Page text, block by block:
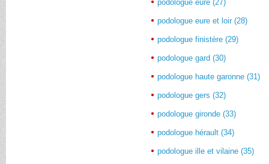
podologue eure (27)
podologue eure et loir (28)
podologue finistère (29)
podologue gard (30)
podologue haute garonne (31)
podologue gers (32)
podologue gironde (33)
podologue hérault (34)
podologue ille et vilaine (35)